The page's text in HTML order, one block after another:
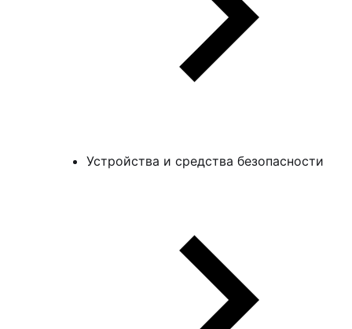
Устройства и средства безопасности